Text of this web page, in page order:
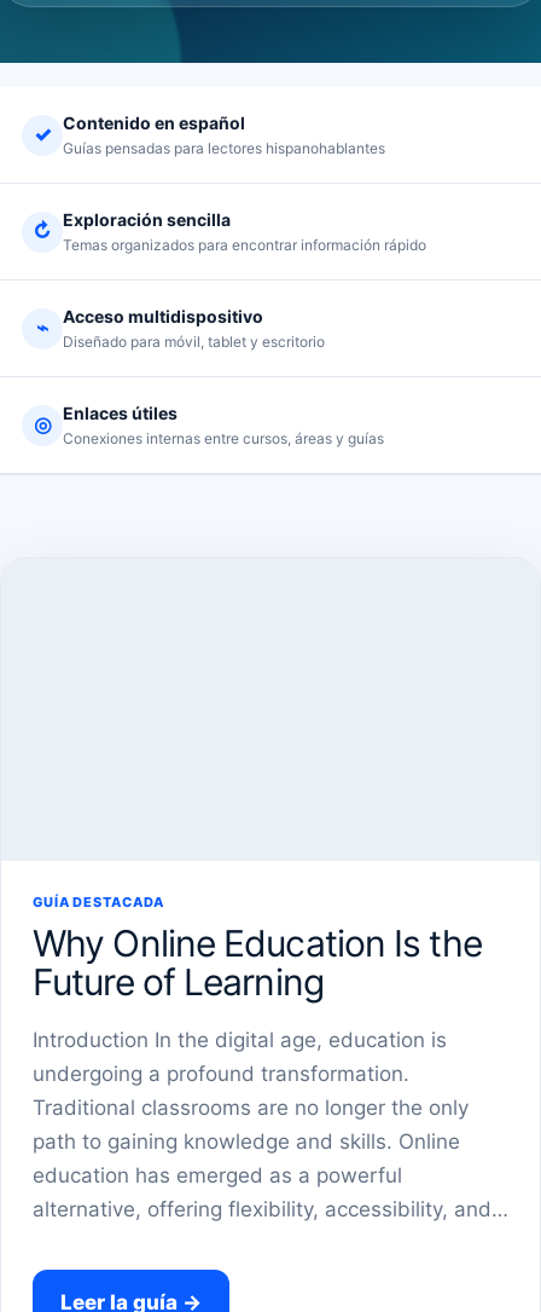
✓ Contenido en español
Guías pensadas para lectores hispanohablantes
↻ Exploración sencilla
Temas organizados para encontrar información rápido
⌁ Acceso multidispositivo
Diseñado para móvil, tablet y escritorio
◎ Enlaces útiles
Conexiones internas entre cursos, áreas y guías
GUÍA DESTACADA
Why Online Education Is the
Future of Learning
Introduction In the digital age, education is
undergoing a profound transformation.
Traditional classrooms are no longer the only
path to gaining knowledge and skills. Online
education has emerged as a powerful
alternative, offering flexibility, accessibility, and…
Leer la guía →